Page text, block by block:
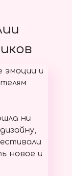
эмоции и
ни
новое и